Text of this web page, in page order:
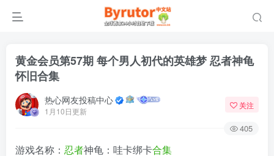
黄金会员第57期 每个男人初代的英雄梦 忍者神龟
怀旧合集
热心网友投稿中心
1月10日更新
关注
405
游戏名称： 忍者神龟：哇卡绑卡合集